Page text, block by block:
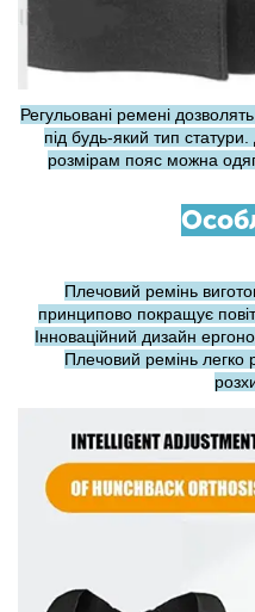
Регульовані ремені
під будь-який тип
розмірам пояс можна
Плечовий ремінь
принципово покращує
Інноваційний дизайн
Плечовий ремінь легко